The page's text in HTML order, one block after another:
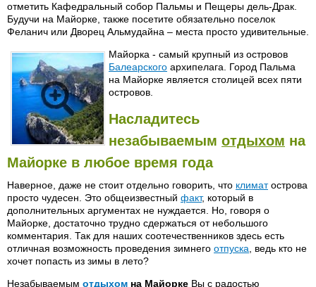
отметить Кафедральный собор Пальмы и Пещеры дель-Драк.
Будучи на Майорке, также посетите обязательно поселок
Феланич или Дворец Альмудайна – места просто удивительные.
Майорка - самый крупный из островов
Балеарского архипелага. Город Пальма
на Майорке является столицей всех пяти
островов.
Насладитесь
незабываемым отдыхом на
Майорке в любое время года
Наверное, даже не стоит отдельно говорить, что климатострова
просто чудесен. Это общеизвестный факт, который в
дополнительных аргументах не нуждается. Но, говоря о
Майорке, достаточно трудно сдержаться от небольшого
комментария. Так для наших соотечественников здесь есть
отличная возможность проведения зимнего отпуска , ведь кто не
хочет попасть из зимы в лето?
Незабываемым отдыхом на Майорке Вы с радостью